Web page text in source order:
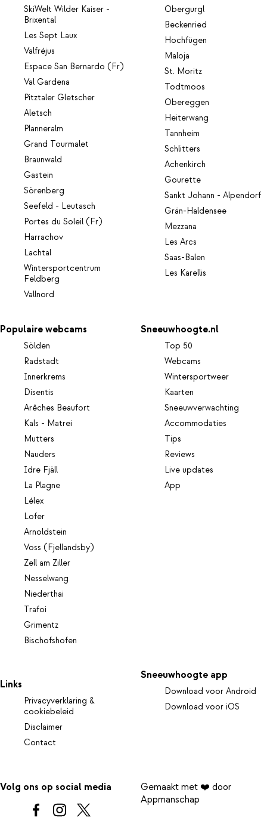
SkiWelt Wilder Kaiser -
Brixental
Les Sept Laux
Valfréjus
Espace San Bernardo (Fr)
Val Gardena
Pitztaler Gletscher
Aletsch
Planneralm
Grand Tourmalet
Braunwald
Gastein
Sörenberg
Seefeld - Leutasch
Portes du Soleil (Fr)
Harrachov
Lachtal
Wintersportcentrum
Feldberg
Vallnord
Obergurgl
Beckenried
Hochfügen
Maloja
St. Moritz
Todtmoos
Obereggen
Heiterwang
Tannheim
Schlitters
Achenkirch
Gourette
Sankt Johann - Alpendorf
Grän-Haldensee
Mezzana
Les Arcs
Saas-Balen
Les Karellis
Populaire webcams
Sölden
Radstadt
Innerkrems
Disentis
Arêches Beaufort
Kals - Matrei
Mutters
Nauders
Idre Fjäll
La Plagne
Lélex
Lofer
Arnoldstein
Voss (Fjellandsby)
Zell am Ziller
Nesselwang
Niederthai
Trafoi
Grimentz
Bischofshofen
Sneeuwhoogte.nl
Top 50
Webcams
Wintersportweer
Kaarten
Sneeuwverwachting
Accommodaties
Tips
Reviews
Live updates
App
Links
Privacyverklaring &
cookiebeleid
Disclaimer
Contact
Sneeuwhoogte app
Download voor Android
Download voor iOS
Volg ons op social media
Gemaakt met ❤️ door
Appmanschap